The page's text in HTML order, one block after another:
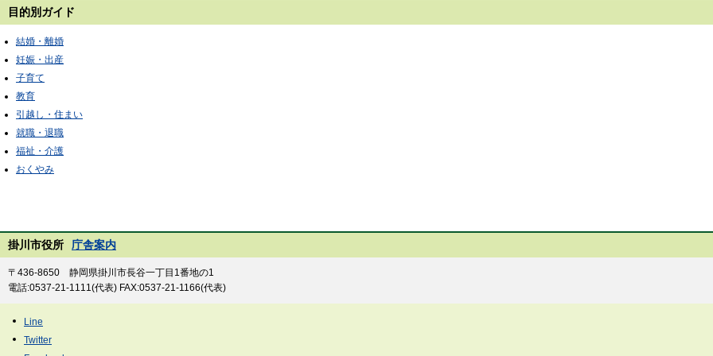
目的別ガイド
結婚・離婚
妊娠・出産
子育て
教育
引越し・住まい
就職・退職
福祉・介護
おくやみ
掛川市役所 庁舎案内
〒436-8650 静岡県掛川市長谷一丁目1番地の1
電話:0537-21-1111(代表) FAX:0537-21-1166(代表)